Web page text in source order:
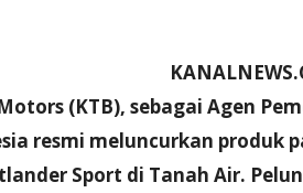
(KTB), sebagai Agen
resmi meluncurkan produk
Sport di Tanah Air.